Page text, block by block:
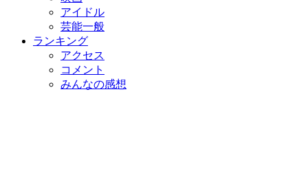
アイドル
芸能一般
ランキング
アクセス
コメント
みんなの感想